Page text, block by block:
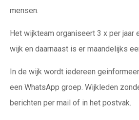
mensen.
Het wijkteam organiseert 3 x per jaar
wijk en daarnaast is er maandelijks
In de wijk wordt iedereen
een WhatsApp groep. Wijkleden
berichten per mail of in het postvak.